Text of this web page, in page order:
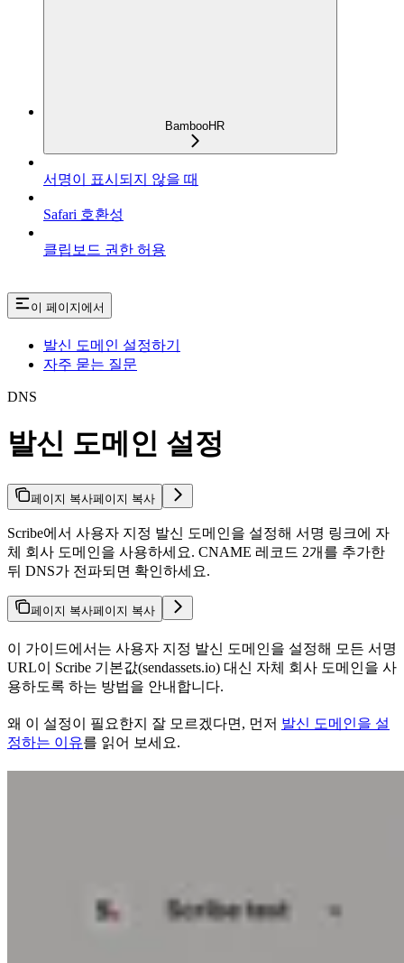
BambooHR
서명이 표시되지 않을 때
Safari 호환성
클립보드 권한 허용
이 페이지에서
발신 도메인 설정하기
자주 묻는 질문
DNS
발신 도메인 설정
페이지 복사페이지 복사
Scribe에서 사용자 지정 발신 도메인을 설정해 서명 링크에 자
체 회사 도메인을 사용하세요. CNAME 레코드 2개를 추가한
뒤 DNS가 전파되면 확인하세요.
페이지 복사페이지 복사
이 가이드에서는 사용자 지정 발신 도메인을 설정해 모든 서명
URL이 Scribe 기본값(sendassets.io) 대신 자체 회사 도메인을 사
용하도록 하는 방법을 안내합니다.
왜 이 설정이 필요한지 잘 모르겠다면, 먼저 발신 도메인을 설
정하는 이유를 읽어 보세요.